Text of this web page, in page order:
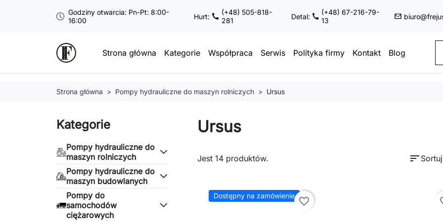
Godziny otwarcia: Pn-Pt: 8:00-
16:00
Hurt:
(+48) 505-818-
281
Detal:
(+48) 67-216-79-
13
Strona główna Kategorie Współpraca Serwis Polityka firmy Kontakt Blog
Strona główna Pompy hydrauliczne do maszyn rolniczych Ursus
Kategorie
Pompy hydrauliczne do
maszyn rolniczych
Pompy hydrauliczne do
maszyn budowlanych
Pompy do
samochodów
ciężarowych
Ursus
Jest 14 produktów. sort
Dostępny na zamówienie favorite_border